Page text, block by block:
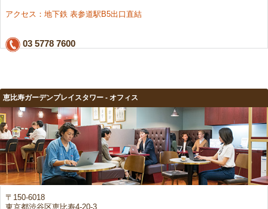
アクセス：地下鉄 表参道駅B5出口直結
03 5778 7600
恵比寿ガーデンプレイスタワー - オフィス
〒150-6018
東京都渋谷区恵比寿4-20-3